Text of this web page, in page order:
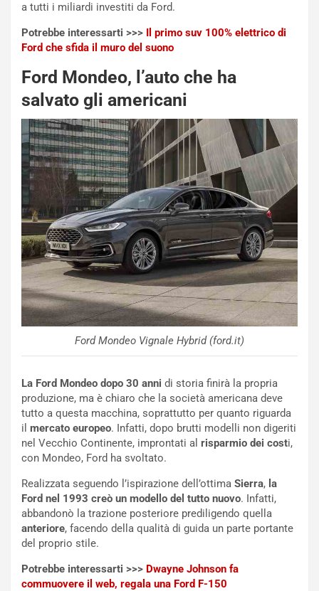
a tutti i miliardi investiti da Ford.
Potrebbe interessarti >>> Il primo suv 100% elettrico di
Ford che sfida il muro del suono
Ford Mondeo, l’auto che ha
salvato gli americani
Ford Mondeo Vignale Hybrid (ford.it)
La Ford Mondeo dopo 30 anni di storia finirà la propria
produzione, ma è chiaro che la società americana deve
tutto a questa macchina, soprattutto per quanto riguarda
il mercato europeo. Infatti, dopo brutti modelli non digeriti
nel Vecchio Continente, improntati al risparmio dei costi,
con Mondeo, Ford ha svoltato.
Realizzata seguendo l’ispirazione dell’ottima Sierra, la
Ford nel 1993 creò un modello del tutto nuovo. Infatti,
abbandonò la trazione posteriore prediligendo quella
anteriore, facendo della qualità di guida un parte portante
del proprio stile.
Potrebbe interessarti >>> Dwayne Johnson fa
commuovere il web, regala una Ford F-150
e
V
a
g
g
o
p
ù
L
u
n
g
m
o
p
u
o
d
a
u
n
S
U
V
E
o
d
P
e
n
z
a
d
e
G
P
d
a
n
a
F
A
S
m
e
n